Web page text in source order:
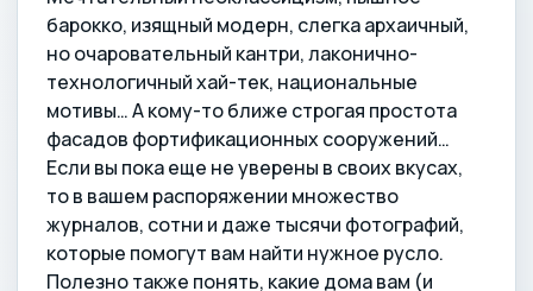
барокко, изящный модерн, слегка архаичный,
но очаровательный кантри, лаконично-
технологичный хай-тек, национальные
мотивы… А кому-то ближе строгая простота
фасадов фортификационных сооружений…
Если вы пока еще не уверены в своих вкусах,
то в вашем распоряжении множество
журналов, сотни и даже тысячи фотографий,
которые помогут вам найти нужное русло.
Полезно также понять, какие дома вам (и